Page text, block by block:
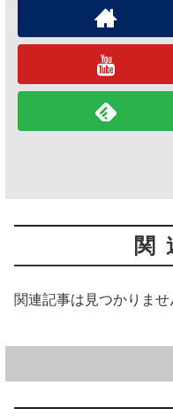
関
関連記事は見つかりませ